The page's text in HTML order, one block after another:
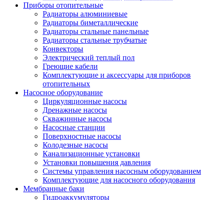
Приборы отопительные
Радиаторы алюминиевые
Радиаторы биметаллические
Радиаторы стальные панельные
Радиаторы стальные трубчатые
Конвекторы
Электрический теплый пол
Греющие кабели
Комплектующие и аксессуары для приборов
отопительных
Насосное оборудование
Циркуляционные насосы
Дренажные насосы
Скважинные насосы
Насосные станции
Поверхностные насосы
Колодезные насосы
Канализационные установки
Установки повышения давления
Системы управления насосным оборудованием
Комплектующие для насосного оборудования
Мембранные баки
Гидроаккумуляторы